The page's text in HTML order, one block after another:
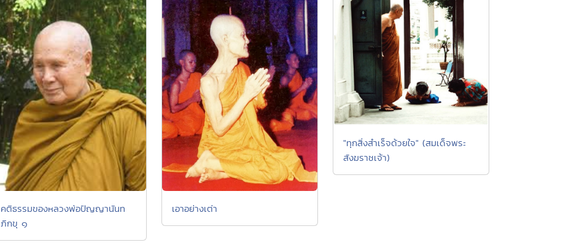
คติธรรมของหลวงพ่อปัญญานันท
ภิกขุ ๑
เอาอย่างเต่า
"ทุกสิ่งสำเร็จด้วยใจ" (สมเด็จพระ
สังฆราชเจ้า)